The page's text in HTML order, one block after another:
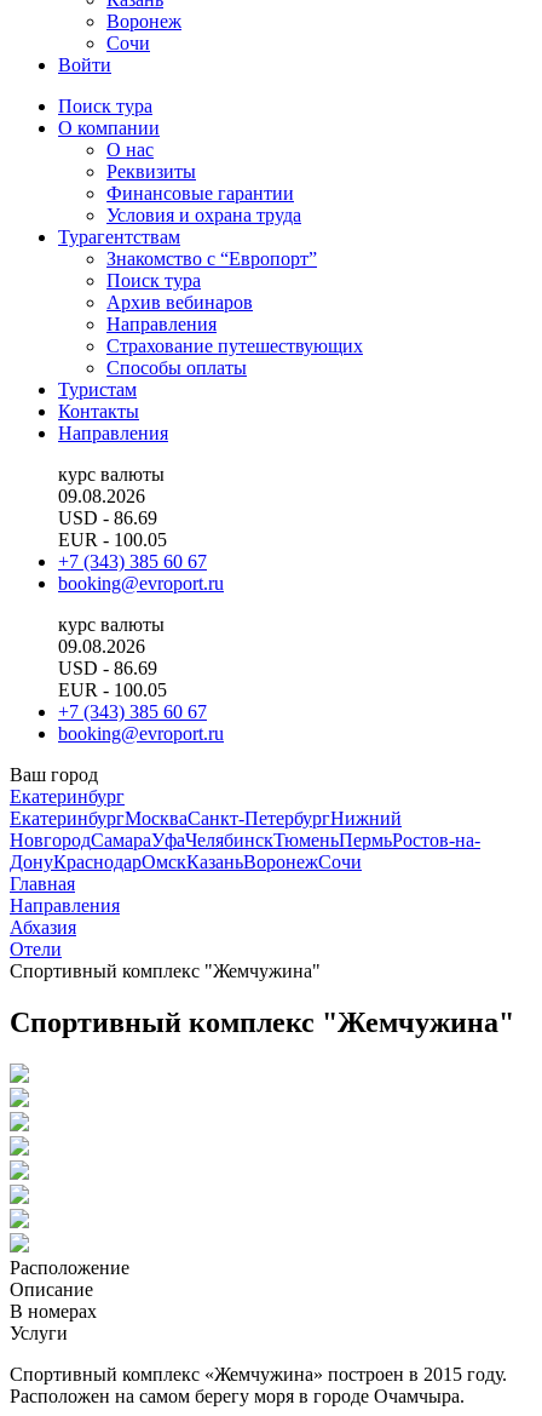
Воронеж
Сочи
Войти
Поиск тура
О компании
О нас
Реквизиты
Финансовые гарантии
Условия и охрана труда
Турагентствам
Знакомство с “Европорт”
Поиск тура
Архив вебинаров
Направления
Страхование путешествующих
Способы оплаты
Туристам
Контакты
Направления
курс валюты
09.08.2026
USD - 86.69
EUR - 100.05
+7 (343) 385 60 67
booking@evroport.ru
курс валюты
09.08.2026
USD - 86.69
EUR - 100.05
+7 (343) 385 60 67
booking@evroport.ru
Ваш город
Екатеринбург
ЕкатеринбургМоскваСанкт-ПетербургНижний
НовгородСамараУфаЧелябинскТюменьПермьРостов-на-
ДонуКраснодарОмскКазаньВоронежСочи
Главная
Направления
Абхазия
Отели
Спортивный комплекс "Жемчужина"
Спортивный комплекс "Жемчужина"
Расположение
Описание
В номерах
Услуги
Спортивный комплекс «Жемчужина» построен в 2015 году.
Расположен на самом берегу моря в городе Очамчыра.